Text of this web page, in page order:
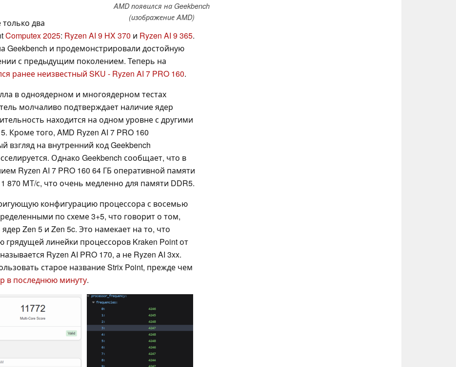
AMD появился на Geekbench
(изображение AMD)
два
Computex 2025: Ryzen AI 9 HX 370 и Ryzen AI 9 365.
Geekbench и продемонстрировали достойную
с предыдущим поколением. Теперь на
ранее неизвестный SKU - Ryzen AI 7 PRO 160.
в одноядерном и многоядерном тестах
молчаливо подтверждает наличие ядер
находится на одном уровне с другими
того, AMD Ryzen AI 7 PRO 160
взгляд на внутренний код Geekbench
Однако Geekbench сообщает, что в
Ryzen AI 7 PRO 160 64 ГБ оперативной памяти
870 МТ/с, что очень медленно для памяти DDR5.
конфигурацию процессора с восемью
по схеме 3+5, что говорит о том,
Zen 5 и Zen 5c. Это намекает на то, что
линейки процессоров Kraken Point от
Ryzen AI PRO 170, а не Ryzen AI 3xx.
старое название Strix Point, прежде чем
в последнюю минуту.